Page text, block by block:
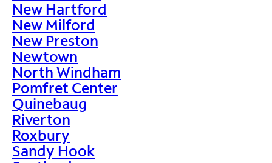
New Hartford
New Milford
New Preston
Newtown
North Windham
Pomfret Center
Quinebaug
Riverton
Roxbury
Sandy Hook